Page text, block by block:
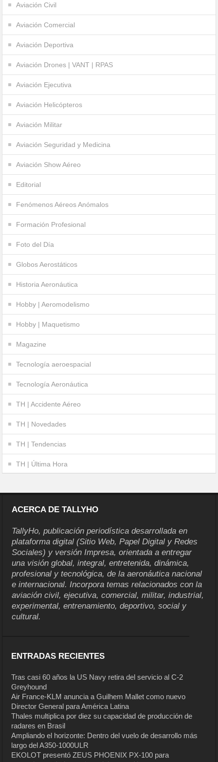
Aviación Civil
Aviación Comercial
Aviación Deportiva
Aviación Drones | VANT | RPAS
Aviación Ejecutiva
Aviación Helicópteros
Aviación Militar
Aviación Seguridad y Medicina
Aviación Show Aéreo
Editorial
Fenómenos Aéreos Anómalos
Formación Profesional
Foto del Día
Globos Aerostáticos
Historia Aeronáutica
Hobby | Aeromodelismo
Hobby | Maquetismo
Magazine
Tecnología aeroespacial
Tecnología Aeronáutica
TH | Accidente Aéreo
TH | Novedades
TH | Tendencias
TH | Última Hora
ACERCA DE TALLYHO
TallyHo, publicación periodística desarrollada en
plataforma digital (Sitio Web, Papel Digital y Redes
Sociales) y versión Impresa, orientada a entregar
una visión global, integral, entretenida, dinámica,
profesional y tecnológica, de la aeronáutica nacional
e internacional. Incorpora temas relacionados con la
aviación civil, ejecutiva, comercial, militar, industrial,
experimental, entrenamiento, deportivo, social y
cultural.
ENTRADAS RECIENTES
Tras casi 60 años la US Navy retira del servicio al C-2
Greyhound
Air France-KLM anuncia a Guilhem Mallet como nuevo
Director General para América Latina
Thales multiplica por diez su capacidad de producción de
radares en Brasil
Ampliando el horizonte: Dentro del vuelo de desarrollo más
largo del A350-1000ULR
EKOLOT presentó ZEUS PHOENIX PX-100 para